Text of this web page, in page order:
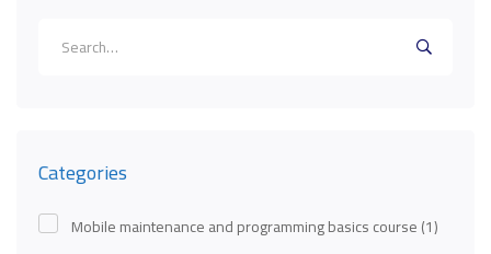
Categories
Mobile maintenance and programming basics course(1)